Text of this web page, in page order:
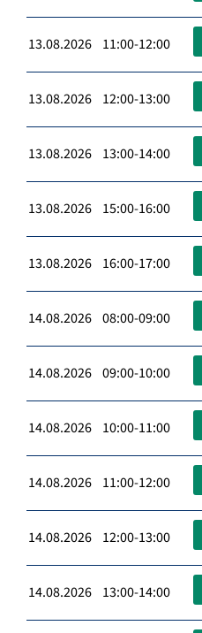
13.08.2026 11:00-12:00
13.08.2026 12:00-13:00
13.08.2026 13:00-14:00
13.08.2026 15:00-16:00
13.08.2026 16:00-17:00
14.08.2026 08:00-09:00
14.08.2026 09:00-10:00
14.08.2026 10:00-11:00
14.08.2026 11:00-12:00
14.08.2026 12:00-13:00
14.08.2026 13:00-14:00